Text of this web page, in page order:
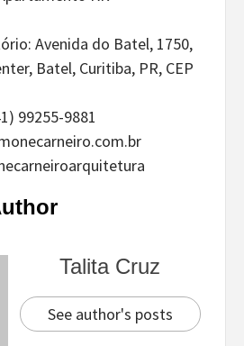
Avenida do Batel, 1750,
Batel, Curitiba, PR, CEP
99255-9881
Talita Cruz
See author's posts